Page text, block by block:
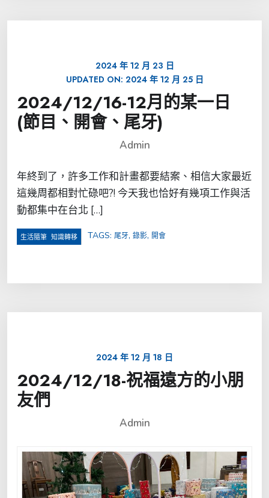
2024 年 12 月 23 日
UPDATED ON: 2024 年 12 月 25 日
2024/12/16-12月的某一日
(節目、開會、尾牙)
Admin
年終到了，許多工作和計畫都要結案、相信大家最近
這幾周都相對忙碌吧?! 今天我也恰好有幾項工作與活
動都集中在台北 […]
生活隨筆 知識轉移 TAGS: 尾牙, 錄影, 開會
2024 年 12 月 18 日
2024/12/18-祝福遠方的小朋
友們
Admin